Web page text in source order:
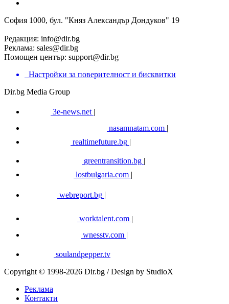
София 1000, бул. "Княз Александър Дондуков" 19
Редакция: info@dir.bg
Реклама: sales@dir.bg
Помощен център: support@dir.bg
Настройки за поверителност и бисквитки
Dir.bg Media Group
3e-news.net |
nasamnatam.com |
realtimefuture.bg |
greentransition.bg |
lostbulgaria.com |
webreport.bg
worktalent.com |
wnesstv.com |
soulandpepper.tv
Copyright © 1998-2026 Dir.bg / Design by StudioX
Реклама
Контакти